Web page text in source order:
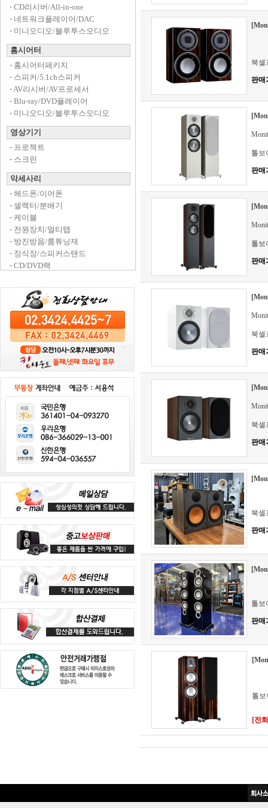
· CD리시버/All-in-one
· 네트워크플레이어/DAC
· 미니오디오/블루투스오디오
홈시어터
· 홈시어터패키지
· 스피커/5.1ch스피커
· AV리시버/AV프로세서
· Blu-ray/DVD플레이어
· 미니오디오/블루투스오디오
영상기기
· 프로젝트
· 스크린
악세사리
· 헤드폰/이어폰
· 셀렉터/분배기
· 케이블
· 전원장치/멀티탭
· 방진방음/룸튜닝재
· 장식장/스피커스탠드
· CD/DVD랙
북셀
판매
톨보
판매
톨보
판매
북셀
판매
북셀
판매
북셀
판매
톨보
판매
톨보
[전